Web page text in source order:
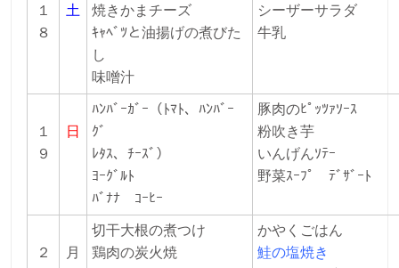
１
８
土
焼きかまチーズ
ｷｬﾍﾞﾂと油揚げの煮びた
し
味噌汁
シーザーサラダ
牛乳
１
９
日
ﾊﾝﾊﾞｰｶﾞｰ（ﾄﾏﾄ、ﾊﾝﾊﾞｰ
ｸﾞ
ﾚﾀｽ、ﾁｰｽﾞ）
ﾖｰｸﾞﾙﾄ
ﾊﾞﾅﾅ ｺｰﾋｰ
豚肉のﾋﾟｯﾂｧｿｰｽ
粉吹き芋
いんげんｿﾃｰ
野菜ｽｰﾌﾟ ﾃﾞｻﾞｰﾄ
２
月
切干大根の煮つけ
鶏肉の炭火焼
かやくごはん
鮭の塩焼き